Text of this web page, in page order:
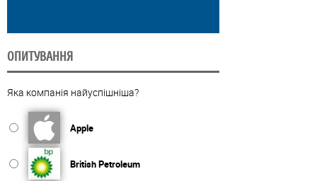
ОПИТУВАННЯ
Яка компанія найуспішніша?
Apple
British Petroleum